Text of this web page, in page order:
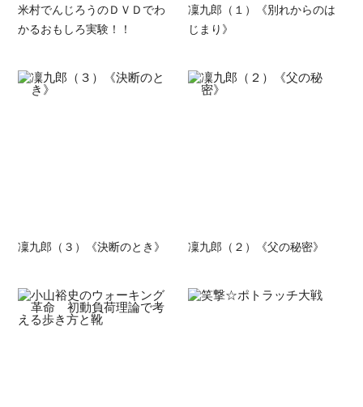
米村でんじろうのＤＶＤでわ
かるおもしろ実験！！
凜九郎（１）《別れからのは
じまり》
凜九郎（３）《決断のとき》 凜九郎（２）《父の秘密》